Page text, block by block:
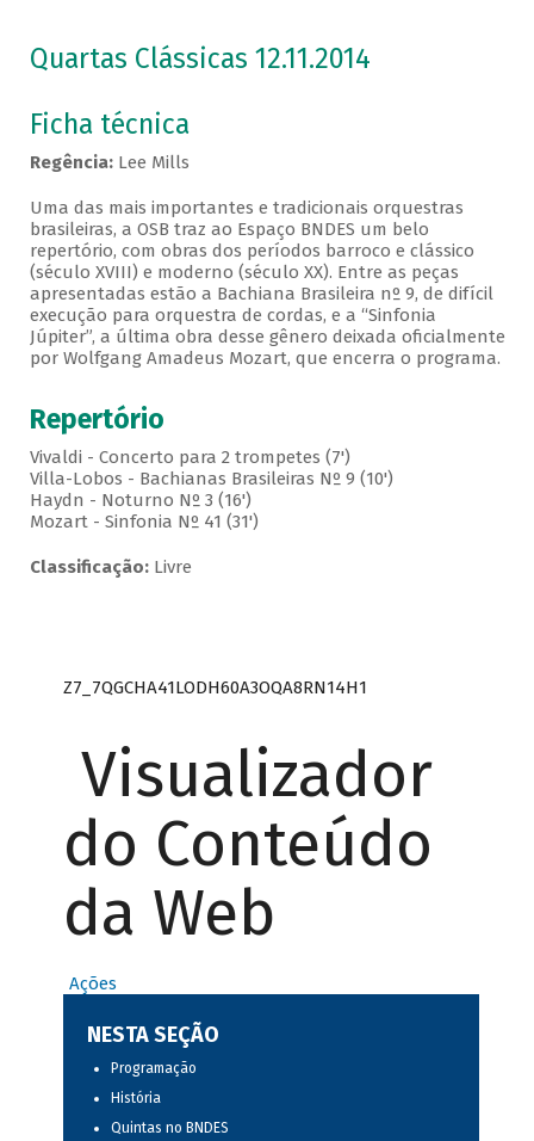
Quartas Clássicas 12.11.2014
Ficha técnica
Regência:Lee Mills
Uma das mais importantes e tradicionais orquestras
brasileiras, a OSB traz ao Espaço BNDES um belo
repertório, com obras dos períodos barroco e clássico
(século XVIII) e moderno (século XX). Entre as peças
apresentadas estão a Bachiana Brasileira nº 9, de difícil
execução para orquestra de cordas, e a “Sinfonia
Júpiter”, a última obra desse gênero deixada oficialmente
por Wolfgang Amadeus Mozart, que encerra o programa.
Repertório
Vivaldi - Concerto para 2 trompetes (7')
Villa-Lobos - Bachianas Brasileiras Nº 9 (10')
Haydn - Noturno Nº 3 (16')
Mozart - Sinfonia Nº 41 (31')
Classificação:Livre
Z7_7QGCHA41LODH60A3OQA8RN14H1
Visualizador
do Conteúdo
da Web
Ações
NESTA SEÇÃO
Programação
História
Quintas no BNDES